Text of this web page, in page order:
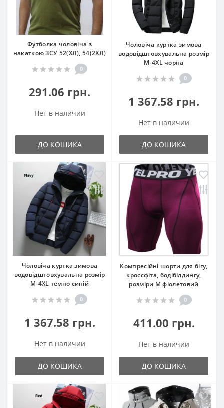
Футболка чоловіча з
накаткою ЗСУ 52(ХЛ), 54(2ХЛ)
0
291.06 грн.
Нет в наличии
ДО КОШИКА
Чоловіча куртка зимова
водовідштовхувальна розмір
М-4XL чорна
0
1 367.58 грн.
Нет в наличии
ДО КОШИКА
Чоловіча куртка зимова
водовідштовхувальна розмір
М-4XL темно синій
0
1 367.58 грн.
Нет в наличии
ДО КОШИКА
Компресійні шорти для бігу,
кроссфіта, бодібілдингу,
розміри М фіолетовий
0
411.00 грн.
Нет в наличии
ДО КОШИКА